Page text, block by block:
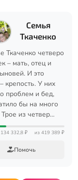
Семья
Ткаченко
Ткаченко четверо
– мать, отец и
И это
крепость. У них
проблем и бед,
бы на много
из четвер…
332,8 ₽ из 419 389 ₽
Помочь